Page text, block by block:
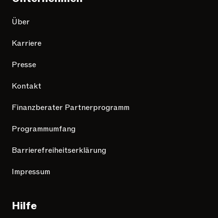
Über
Karriere
Presse
Kontakt
Finanzberater Partnerprogramm
Programmumfang
Barrierefreiheitserklärung
Impressum
Hilfe